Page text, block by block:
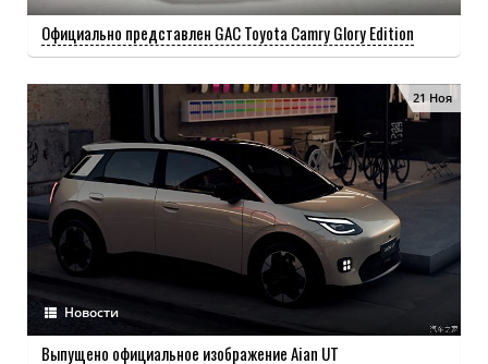
Официально представлен GAC Toyota Camry Glory Edition
21 Ноя
Новости
Выпущено официальное изображение Aian UT